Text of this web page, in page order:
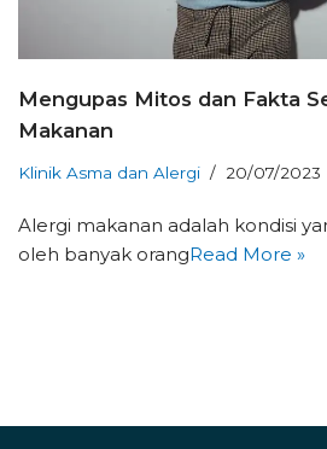
Mengupas Mitos dan Fakta
Makanan
Klinik Asma dan Alergi 20/07/2023
Alergi makanan adalah kondisi
oleh banyak orangRead More »